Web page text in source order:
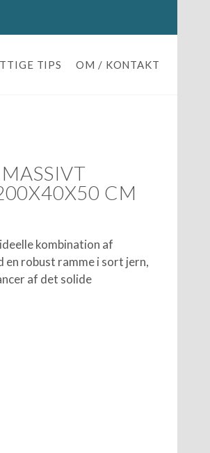
TIPS OM / KONTAKT
CM
kombination af
robust ramme i sort jern,
af det solide